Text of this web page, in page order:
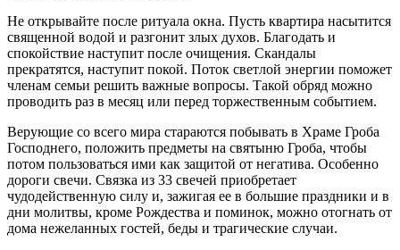
Не открывайте после ритуала окна. Пусть квартира насытится
священной водой и разгонит злых духов. Благодать и
спокойствие наступит после очищения. Скандалы
прекратятся, наступит покой. Поток светлой энергии поможет
членам семьи решить важные вопросы. Такой обряд можно
проводить раз в месяц или перед торжественным событием.
Верующие со всего мира стараются побывать в Храме Гроба
Господнего, положить предметы на святыню Гроба, чтобы
потом пользоваться ими как защитой от негатива. Особенно
дороги свечи. Связка из 33 свечей приобретает
чудодейственную силу и, зажигая ее в большие праздники и в
дни молитвы, кроме Рождества и поминок, можно отогнать от
дома нежеланных гостей, беды и трагические случаи.